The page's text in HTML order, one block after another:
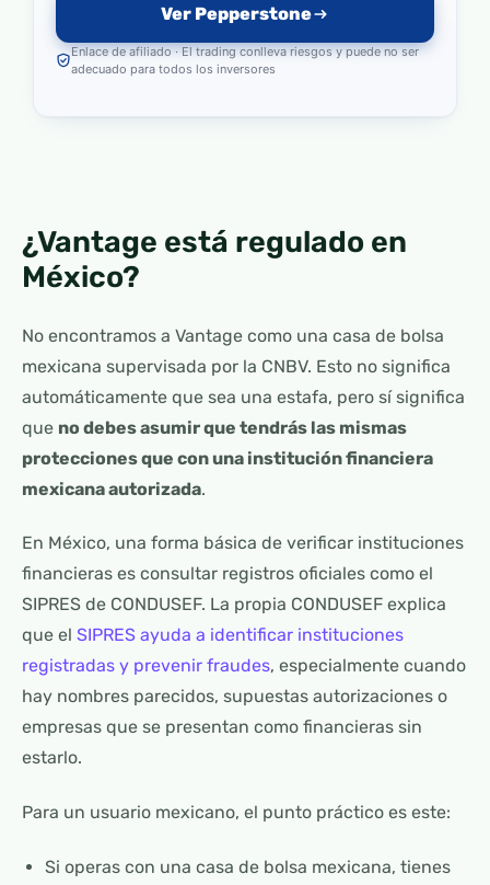
Ver Pepperstone
Enlace de afiliado · El trading conlleva riesgos y puede no ser
adecuado para todos los inversores
¿Vantage está regulado en
México?
No encontramos a Vantage como una casa de bolsa
mexicana supervisada por la CNBV. Esto no significa
automáticamente que sea una estafa, pero sí significa
que no debes asumir que tendrás las mismas
protecciones que con una institución financiera
mexicana autorizada.
En México, una forma básica de verificar instituciones
financieras es consultar registros oficiales como el
SIPRES de CONDUSEF. La propia CONDUSEF explica
que el SIPRES ayuda a identificar instituciones
registradas y prevenir fraudes, especialmente cuando
hay nombres parecidos, supuestas autorizaciones o
empresas que se presentan como financieras sin
estarlo.
Para un usuario mexicano, el punto práctico es este:
Si operas con una casa de bolsa mexicana, tienes